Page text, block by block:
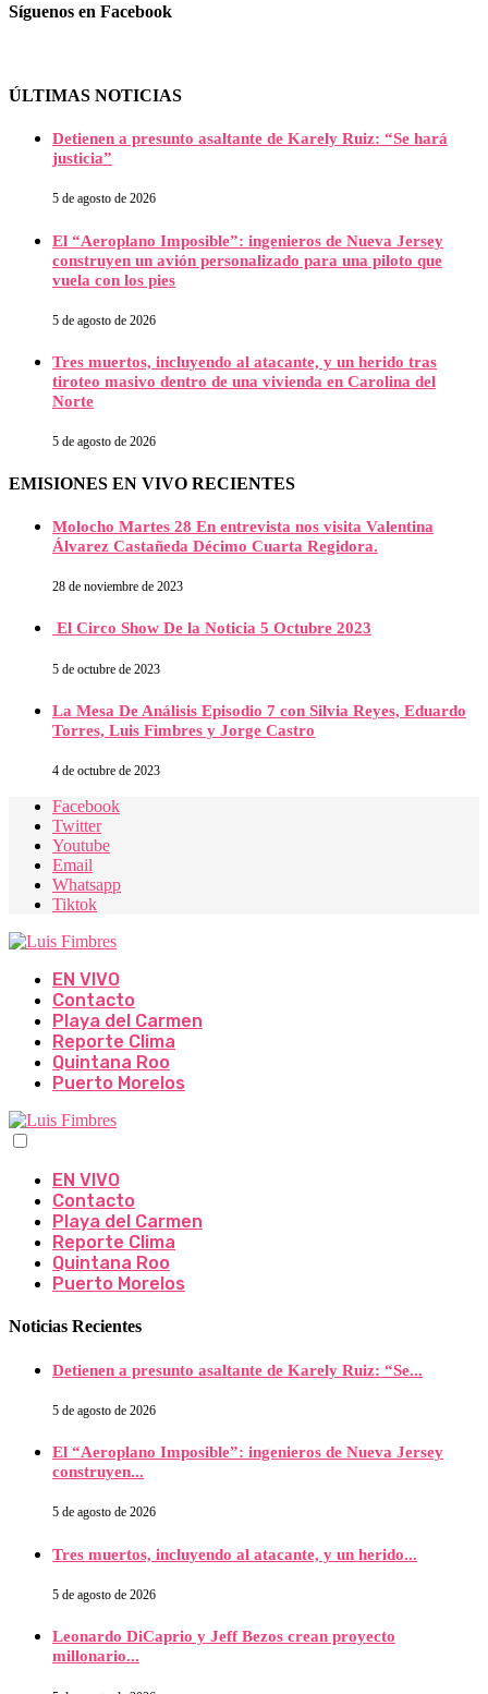
Síguenos en Facebook
ÚLTIMAS NOTICIAS
Detienen a presunto asaltante de Karely Ruiz: “Se hará
justicia”
5 de agosto de 2026
El “Aeroplano Imposible”: ingenieros de Nueva Jersey
construyen un avión personalizado para una piloto que
vuela con los pies
5 de agosto de 2026
Tres muertos, incluyendo al atacante, y un herido tras
tiroteo masivo dentro de una vivienda en Carolina del
Norte
5 de agosto de 2026
EMISIONES EN VIVO RECIENTES
Molocho Martes 28 En entrevista nos visita Valentina
Álvarez Castañeda Décimo Cuarta Regidora.
28 de noviembre de 2023
El Circo Show De la Noticia 5 Octubre 2023
5 de octubre de 2023
La Mesa De Análisis Episodio 7 con Silvia Reyes, Eduardo
Torres, Luis Fimbres y Jorge Castro
4 de octubre de 2023
Facebook
Twitter
Youtube
Email
Whatsapp
Tiktok
EN VIVO
Contacto
Playa del Carmen
Reporte Clima
Quintana Roo
Puerto Morelos
EN VIVO
Contacto
Playa del Carmen
Reporte Clima
Quintana Roo
Puerto Morelos
Noticias Recientes
Detienen a presunto asaltante de Karely Ruiz: “Se...
5 de agosto de 2026
El “Aeroplano Imposible”: ingenieros de Nueva Jersey
construyen...
5 de agosto de 2026
Tres muertos, incluyendo al atacante, y un herido...
5 de agosto de 2026
Leonardo DiCaprio y Jeff Bezos crean proyecto
millonario...